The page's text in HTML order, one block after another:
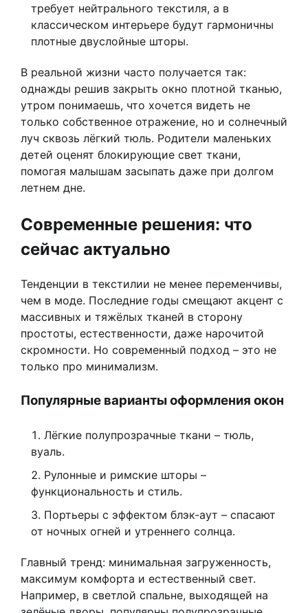
требует нейтрального текстиля, а в
классическом интерьере будут гармоничны
плотные двуслойные шторы.
В реальной жизни часто получается так:
однажды решив закрыть окно плотной тканью,
утром понимаешь, что хочется видеть не
только собственное отражение, но и солнечный
луч сквозь лёгкий тюль. Родители маленьких
детей оценят блокирующие свет ткани,
помогая малышам засыпать даже при долгом
летнем дне.
Современные решения: что
сейчас актуально
Тенденции в текстилии не менее переменчивы,
чем в моде. Последние годы смещают акцент с
массивных и тяжёлых тканей в сторону
простоты, естественности, даже нарочитой
скромности. Но современный подход – это не
только про минимализм.
Популярные варианты оформления окон
Лёгкие полупрозрачные ткани – тюль,
вуаль.
Рулонные и римские шторы –
функциональность и стиль.
Портьеры с эффектом блэк-аут – спасают
от ночных огней и утреннего солнца.
Главный тренд: минимальная загруженность,
максимум комфорта и естественный свет.
Например, в светлой спальне, выходящей на